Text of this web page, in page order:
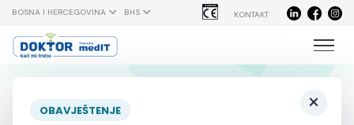
BOSNA I HERCEGOVINA BHS KONTAKT
×
OBAVJEŠTENJE
U Mostaru održan prvi Simpozij